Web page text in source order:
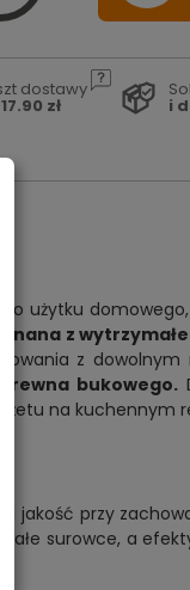
dostawy
zł i
użytku
z
z dowolnym
bukowego.
na kuchennym
jakość przy
surowce, a